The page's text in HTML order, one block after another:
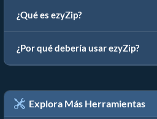
¿Qué es ezyZip?
¿Por qué debería usar ezyZip?
Explora Más Herramientas